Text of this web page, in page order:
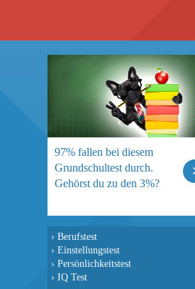
97% fallen bei diesem
Grundschultest durch.
Gehörst du zu den 3%?
› Berufstest
› Einstellungstest
› Persönlichkeitstest
› IQ Test